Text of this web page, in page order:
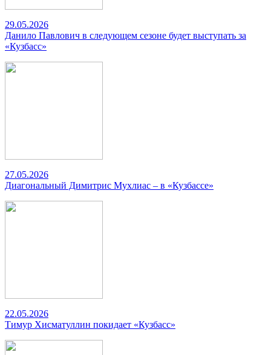
29.05.2026
Данило Павлович в следующем сезоне будет выступать за
«Кузбасс»
27.05.2026
Диагональный Димитрис Мухлиас – в «Кузбассе»
22.05.2026
Тимур Хисматуллин покидает «Кузбасс»